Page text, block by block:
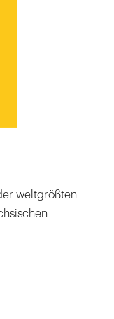
weltgrößten